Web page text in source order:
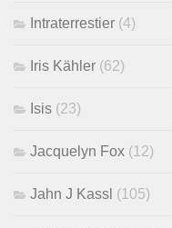
Intraterrestier (4)
Iris Kähler (62)
Isis (23)
Jacquelyn Fox (12)
Jahn J Kassl (105)